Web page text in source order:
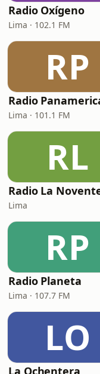
Radio Oxígeno
Lima · 102.1 FM
RP
Radio
Lima · 101.1 FM
RL
Radio La
Lima
RP
Radio Planeta
Lima · 107.7 FM
LO
La Ochentera